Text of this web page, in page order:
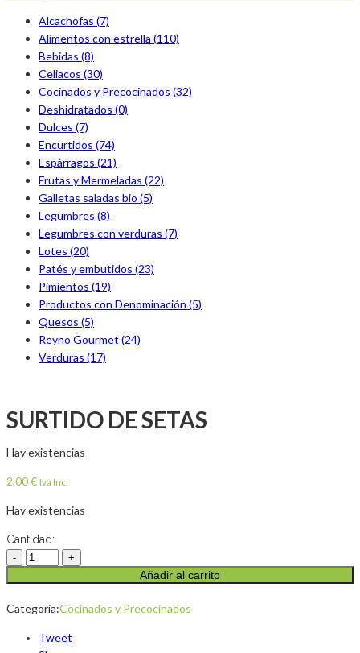
Alcachofas (7)
Alimentos con estrella (110)
Bebidas (8)
Celiacos (30)
Cocinados y Precocinados (32)
Deshidratados (0)
Dulces (7)
Encurtidos (74)
Espárragos (21)
Frutas y Mermeladas (22)
Galletas saladas bio (5)
Legumbres (8)
Legumbres con verduras (7)
Lotes (20)
Patés y embutidos (23)
Pimientos (19)
Productos con Denominación (5)
Quesos (5)
Reyno Gourmet (24)
Verduras (17)
SURTIDO DE SETAS
Hay existencias
2,00€ Iva Inc.
Hay existencias
Cantidad:
Añadir al carrito
Categoria:Cocinados y Precocinados
Tweet